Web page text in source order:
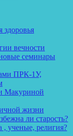
здоровья
вечности
семинары
ПРК-1У,
Макуриной
жизни
ли старость?
, ученые, религия?